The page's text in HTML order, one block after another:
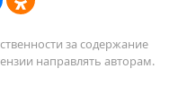
за содержание
направлять авторам.